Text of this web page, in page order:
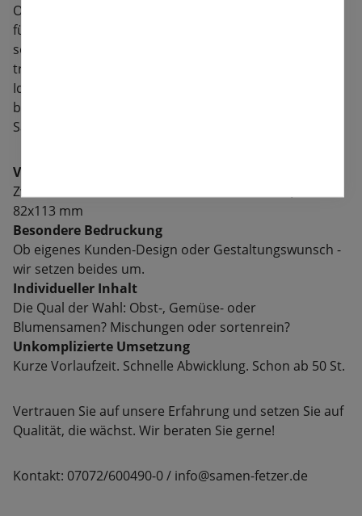
Ob wilde Blumenwiese oder knackiges Gemüse – wir
füllen Ihre Samentüten nicht nur mit bestem Saatgut,
sondern auch mit Persönlichkeit. Individuelles Design
trifft auf präzise Abfüllung und zuverlässigen Service.
Ideal als Werbemittel, Verkaufsprodukt oder für
besondere Kundenaktionen. Vom hochwertigen
Samen bis zur ansprechenden Verpackung.
Verschiedene Verpackungsgrößen
Zwei Formate zur Auswahl: Groß 115x157 mm, Klein
82x113 mm
Besondere Bedruckung
Ob eigenes Kunden-Design oder Gestaltungswunsch -
wir setzen beides um.
Individueller Inhalt
Die Qual der Wahl: Obst-, Gemüse- oder
Blumensamen? Mischungen oder sortenrein?
Unkomplizierte Umsetzung
Kurze Vorlaufzeit. Schnelle Abwicklung. Schon ab 50 St.
Vertrauen Sie auf unsere Erfahrung und setzen Sie auf
Qualität, die wächst. Wir beraten Sie gerne!
Kontakt: 07072/600490-0 / info@samen-fetzer.de